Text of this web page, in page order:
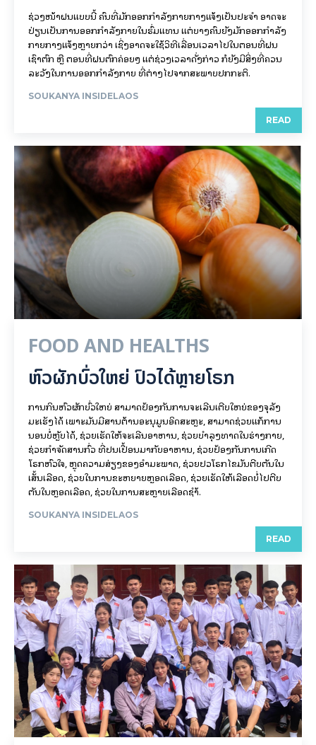
ຊ່ວງໜ້າຝົນແບບນີ້ ຄົນທີ່ມັກອອກກຳລັງກາຍກາງແຈ້ງເປັນປະຈຳ ອາດຈະ
ປ່ຽນເປັນການອອກກຳລັງກາຍໃນຮົ່ມແທນ ແຕ່ບາງຄົນຍັງມັກອອກກຳລັງ
ກາຍກາງແຈ້ງຫຼາຍກວ່າ ເຊິ່ງອາດຈະໃຊ້ວິທີເລື່ອນເວລາໄປໃນຕອນທີ່ຝົນ
ເຊົາຕົກ ຫຼື ຕອນທີ່ຝົນຕົກຄ່ອຍໆ ແຕ່ຊ່ວງເວລາດັ່ງກ່າວ ກໍຍັງມີສິ່ງທີ່ຄວນ
ລະວັງໃນການອອກກຳລັງກາຍ ທີ່ຕ່າງໄປຈາກສະພາບປົກກະຕິ.
SOUKANYA INSIDELAOS
READ
FOOD AND HEALTHS
ຫົວຜັກບົ່ວໃຫຍ່ ປົວໄດ້ຫຼາຍໂຣກ
ການກິນຫົວຜັກບົ່ວໃຫຍ່ ສາມາດປ້ອງກັນການຈະເລີນເຕີບໃຫຍ່ຂອງຈຸລັງ
ມະເຮັງໄດ້ ເພາະມັນມີສານຕ້ານອະນຸມູນອິດສະຫຼະ, ສາມາດຊ່ວຍແກ້ການ
ນອນບໍ່ຫຼັບໄດ້, ຊ່ວຍເຮັດໃຫ້ຈະເລີນອາຫານ, ຊ່ວຍບຳລຸງທາດໃນຮ່າງກາຍ,​
ຊ່ວຍກຳຈັດສານກົ່ວ ທີ່ປົນເປື້ອນມາກັບອາຫານ, ຊ່ວຍປ້ອງກັນການເກີດ
ໂຣກຫົວໃຈ,​ ຫຼຸດຄວາມສ່ຽງຂອງອຳມະພາດ, ຊ່ວຍປົວໂຣກໄຂມັນຕີບຕັນໃນ
ເສັ້ນເລືອດ, ຊ່ວຍໃນການຂະຫຍາຍຫຼອດເລືອດ, ຊ່ວຍເຮັດໃຫ້ເລືອດບໍ່ໄປຕີບ
ຕັນໃນຫຼອດເລືອດ, ຊ່ວຍໃນການສະຫຼາຍເລືອດຊຳ້.
SOUKANYA INSIDELAOS
READ